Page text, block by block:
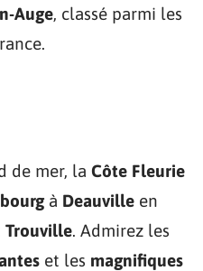
Auge, classé parmi les
de mer, la Côte Fleurie
à Deauville en
Trouville. Admirez les
et les magnifiques